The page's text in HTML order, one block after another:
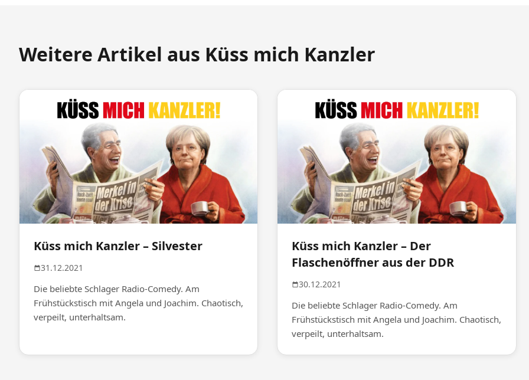
Weitere Artikel aus Küss mich Kanzler
Küss mich Kanzler – Silvester
31.12.2021
Die beliebte Schlager Radio-Comedy. Am
Frühstückstisch mit Angela und Joachim. Chaotisch,
verpeilt, unterhaltsam.
Küss mich Kanzler – Der
Flaschenöffner aus der DDR
30.12.2021
Die beliebte Schlager Radio-Comedy. Am
Frühstückstisch mit Angela und Joachim. Chaotisch,
verpeilt, unterhaltsam.